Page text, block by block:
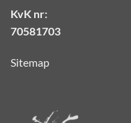
KvK nr:
70581703
Sitemap